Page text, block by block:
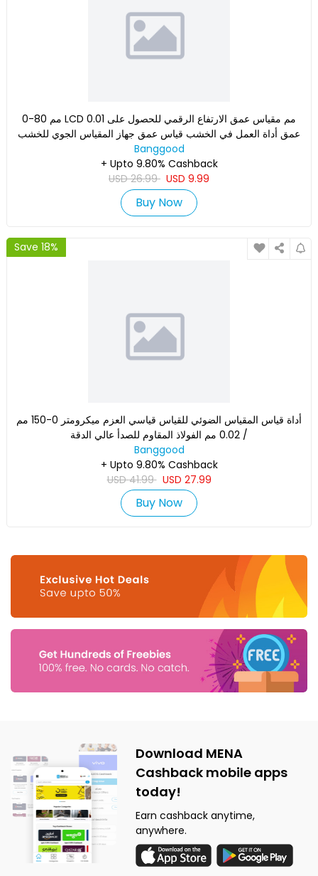
0-80 مم LCD 0.01 مم مقياس عمق الارتفاع الرقمي للحصول على
عمق أداة العمل في الخشب قياس عمق جهاز المقياس الجوي للخشب
المسط
Banggood
+ Upto 9.80% Cashback
USD26.99 USD 9.99
Buy Now
Save 18%
أداة قياس المقياس الضوئي للقياس قياسي العزم ميكرومتر 0-150 مم
/ 0.02 مم الفولاذ المقاوم للصدأ عالي الدقة
Banggood
+ Upto 9.80% Cashback
USD41.99 USD 27.99
Buy Now
Download MENA
Cashback mobile apps
today!
Earn cashback anytime,
anywhere.